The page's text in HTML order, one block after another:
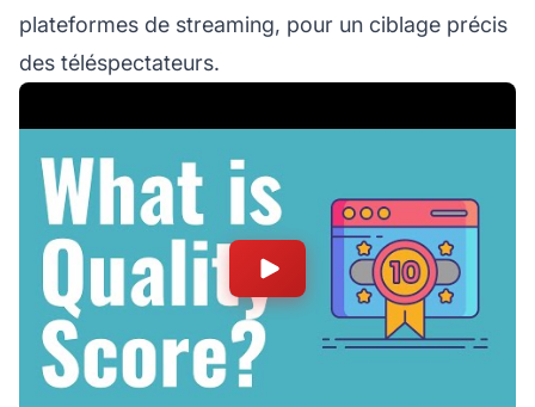
plateformes de streaming, pour un ciblage précis
des téléspectateurs.